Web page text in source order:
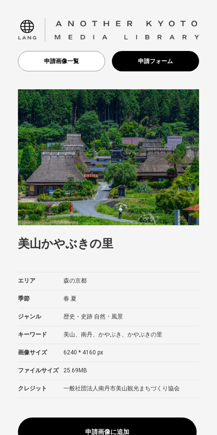
language
申請画像一覧 申請フォーム
美山かやぶきの里
エリア 森の京都
季節 春 夏
ジャンル 歴史・史跡 自然・風景
キーワード 美山、南丹、かやぶき、かやぶきの里
画像サイズ 6240 * 4160 px
ファイルサイズ 25.69MB
クレジット 一般社団法人南丹市美山観光まちづくり協会
申請画像に追加